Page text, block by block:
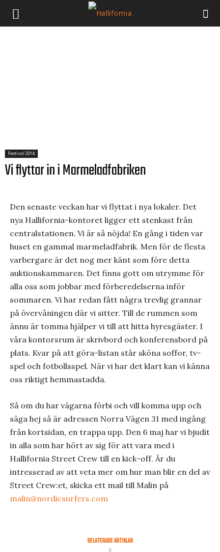
Festival 2014
Vi flyttar in i Marmeladfabriken
Den senaste veckan har vi flyttat i nya lokaler. Det
nya Hallifornia-kontoret ligger ett stenkast från
centralstationen. Vi är så nöjda! En gång i tiden var
huset en gammal marmeladfabrik. Men för de flesta
varbergare är det nog mer känt som före detta
auktionskammaren. Det finns gott om utrymme för
alla oss som jobbar med förberedelserna inför
sommaren. Vi har redan fått några trevlig grannar
på övervåningen där vi sitter. Till de rummen som
ännu är tomma hjälper vi till att hitta hyresgäster. I
våra kontorsrum är skrivbord och konferensbord på
plats. Kvar på att göra-listan står sköna soffor, tv-
spel och fotbollsspel. När vi har det klart kan vi känna
oss riktigt hemmastadda.
Så om du har vägarna förbi och vill komma upp och
säga hej så är adressen Norra Vägen 31 med ingång
från kortsidan, en trappa upp. Den 6 maj har vi bjudit
in alla som har hört av sig för att vara med i
Hallifornia Street Crew till en kick-off. Är du
intresserad av att veta mer om hur man blir en del av
Street Crew:et, skicka ett mail till Malin på
malin@nordicsurfers.com
RELATERADE ARTIKLAR